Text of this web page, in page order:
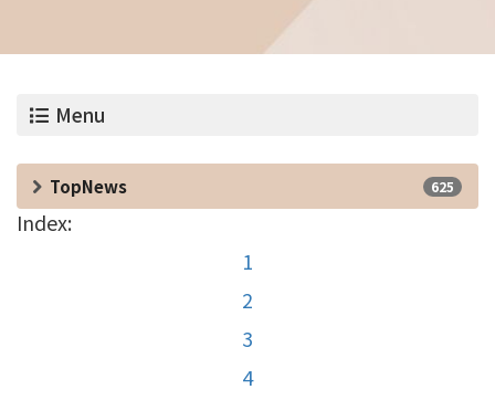
Menu
TopNews 625
Index:
1
2
3
4